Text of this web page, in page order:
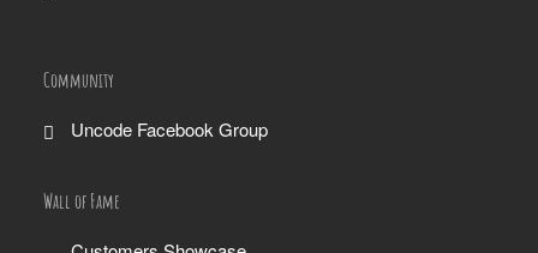
Community
Uncode Facebook Group
Wall of Fame